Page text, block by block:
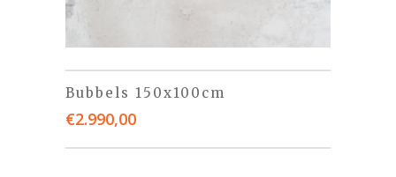
Bubbels 150x100cm
€2.990,00